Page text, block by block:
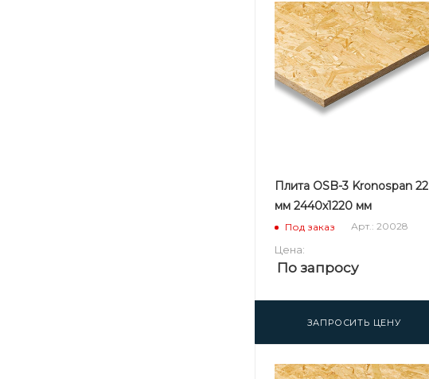
Плита OSB-3 Kronospan 22
мм 2440х1220 мм
Под заказ Арт.: 20028
Цена:
По запросу
ЗАПРОСИТЬ ЦЕНУ